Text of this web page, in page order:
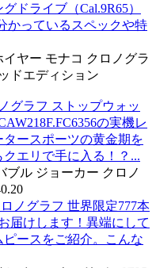
ドライブ（Cal.9R65）
かっているスペックや特
グラフ ストップウォッ
の実機レ
ースポーツの黄金期を
エリで手に入る！？...
ノグラフ 世界限定777本
届けします！異端にして
ースをご紹介。こんな